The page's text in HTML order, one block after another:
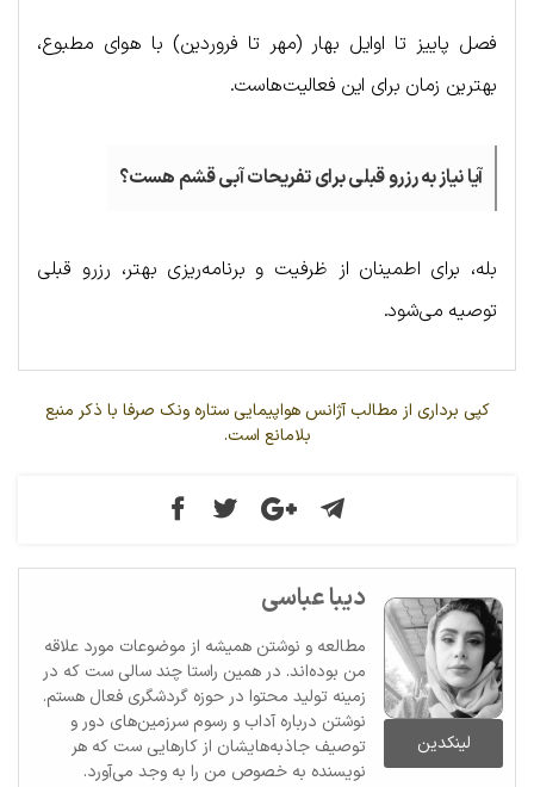
فصل پاییز تا اوایل بهار (مهر تا فروردین) با هوای مطبوع،
بهترین زمان برای این فعالیت‌هاست.
آیا نیاز به رزرو قبلی برای تفریحات آبی قشم هست؟
بله، برای اطمینان از ظرفیت و برنامه‌ریزی بهتر، رزرو قبلی
توصیه می‌شود.
کپی برداری از مطالب آژانس هواپیمایی ستاره ونک صرفا با ذکر منبع
بلامانع است.
لینکدین
دیبا عباسی
مطالعه و نوشتن همیشه از موضوعات مورد علاقه
من بوده‌اند. در همین راستا چند سالی ست که در
زمینه تولید محتوا در حوزه گردشگری فعال هستم.
نوشتن درباره آداب و رسوم سرزمین‌های دور و
توصیف جاذبه‌هایشان از کارهایی ست که هر
نویسنده به خصوص من را به وجد می‌آورد.